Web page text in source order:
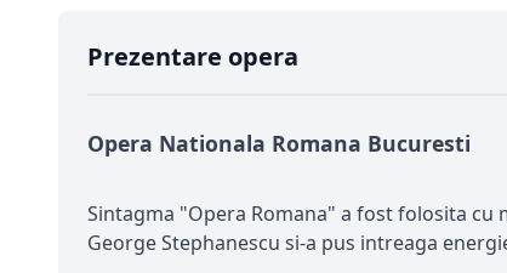
Prezentare opera
Opera Nationala Romana Bucuresti
Sintagma "Opera Romana" a fost folosita
George Stephanescu si-a pus intreaga